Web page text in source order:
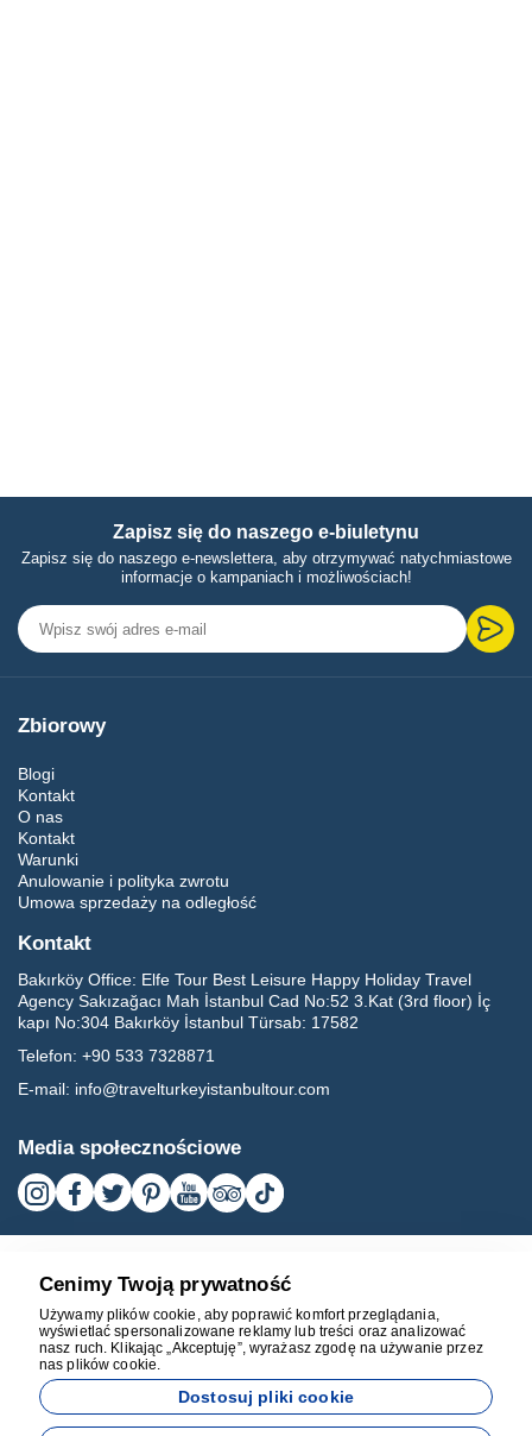
Zapisz się do naszego e-biuletynu
Zapisz się do naszego e-newslettera, aby otrzymywać natychmiastowe
informacje o kampaniach i możliwościach!
Zbiorowy
Blogi
Kontakt
O nas
Kontakt
Warunki
Anulowanie i polityka zwrotu
Umowa sprzedaży na odległość
Kontakt
Bakırköy Office: Elfe Tour Best Leisure Happy Holiday Travel
Agency Sakızağacı Mah İstanbul Cad No:52 3.Kat (3rd floor) İç
kapı No:304 Bakırköy İstanbul Türsab: 17582
Telefon: +90 533 7328871
E-mail: info@travelturkeyistanbultour.com
Media społecznościowe
BEST LEISURE HAPPY HOLIDAY TRAVEL AGENCY - 17582
Cenimy Twoją prywatność
Używamy plików cookie, aby poprawić komfort przeglądania,
wyświetlać spersonalizowane reklamy lub treści oraz analizować
nasz ruch. Klikając „Akceptuję”, wyrażasz zgodę na używanie przez
nas plików cookie.
Dostosuj pliki cookie